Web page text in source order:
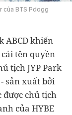
của BTS Pdogg
ABCD khiến
tên quyền
tịch JYP Park
sản xuất bởi
được chủ tịch
của HYBE